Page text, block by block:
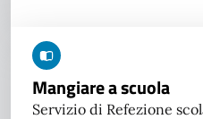
Mangiare a scuola
Servizio di Refezione